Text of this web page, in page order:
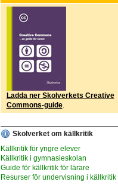
Ladda ner Skolverkets Creative
Commons-guide.
Skolverket om källkritik
Källkritik för yngre elever
Källkritik i gymnasieskolan
Guide för källkritik för lärare
Resurser för undervisning i källkritik